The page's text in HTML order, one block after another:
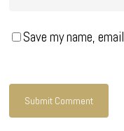
Save my name,